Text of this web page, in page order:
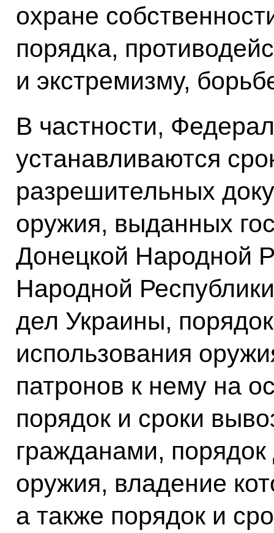
охране
порядка,
и экстремизму,
В частности,
устанавливаются
разрешительных
оружия, выданных
Донецкой Народной
Народной
дел Украины,
использования
патронов к нему на
порядок и сроки
гражданами,
оружия, владение
а также порядок и